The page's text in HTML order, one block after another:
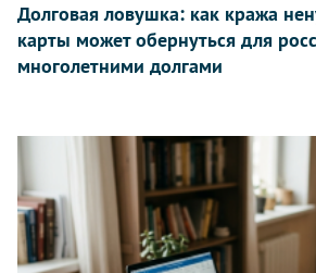
Долговая ловушка: как кража
карты может обернуться для
многолетними долгами